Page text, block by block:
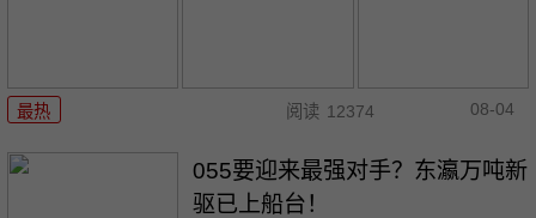
最热 阅读 12374 08-04
055要迎来最强对手？东瀛万吨新
驱已上船台！